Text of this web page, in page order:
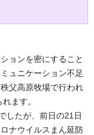
ョンを密にすること
ュニケーション不足
父高原牧場で行われ
ます。
したが、前日の21日
ナウイルスまん延防